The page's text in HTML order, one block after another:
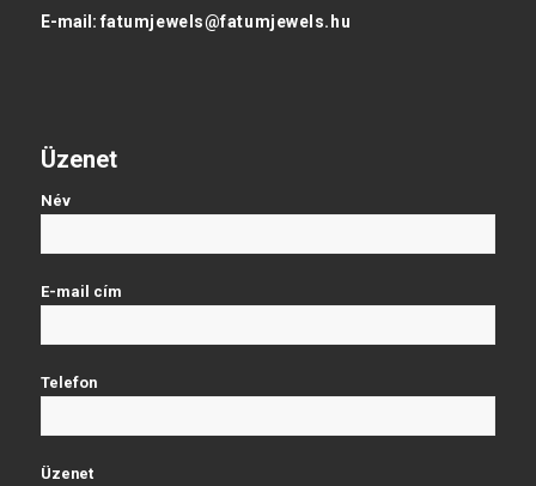
E-mail: fatumjewels@fatumjewels.hu
Üzenet
Név
E-mail cím
Telefon
Üzenet